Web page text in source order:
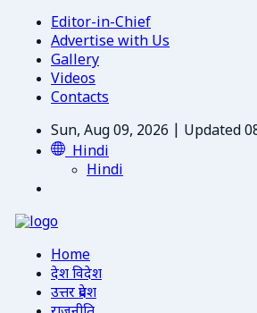
Editor-in-Chief
Advertise with Us
Gallery
Videos
Contacts
Sun, Aug 09, 2026 | Updated
Hindi
Hindi
Home
देश विदेश
उत्तर प्रदेश